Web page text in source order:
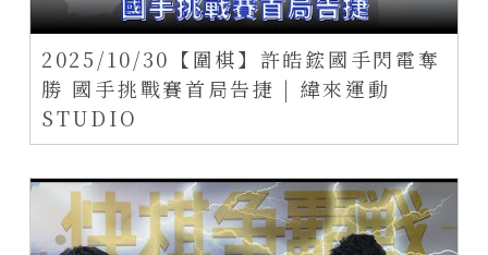
2025/10/30【圍棋】許皓鋐國手閃電奪
勝 國手挑戰賽首局告捷 | 緯來運動
STUDIO